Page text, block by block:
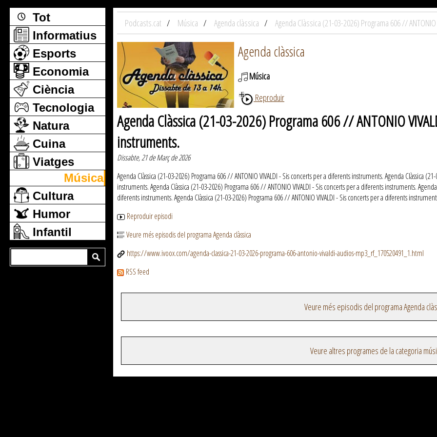
Tot
Informatius
Esports
Economia
Ciència
Tecnologia
Natura
Cuina
Viatges
Música
Cultura
Humor
Infantil
Podcasts.cat Música Agenda clàssica Agenda Clàssica (21-03-2026) Programa 606 //
Agenda clàssica
Música
Reproduir
Agenda Clàssica (21-03-2026) Programa 606 // ANTONIO
instruments.
Dissabte, 21 de Març de 2026
Agenda Clàssica (21-03-2026) Programa 606 // ANTONIO VIVALDI - Sis concerts per a diferents instruments. Agenda Clàssica
instruments. Agenda Clàssica (21-03-2026) Programa 606 // ANTONIO VIVALDI - Sis concerts per a diferents instruments.
diferents instruments. Agenda Clàssica (21-03-2026) Programa 606 // ANTONIO VIVALDI - Sis concerts per a diferents
Reproduir episodi
Veure més episodis del programa Agenda clàssica
https://www.ivoox.com/agenda-classica-21-03-2026-programa-606-antonio-vivaldi-audios-mp3_rf_170520491_1.html
RSS feed
Veure més episodis del programa Agenda
Veure altres programes de la categoria